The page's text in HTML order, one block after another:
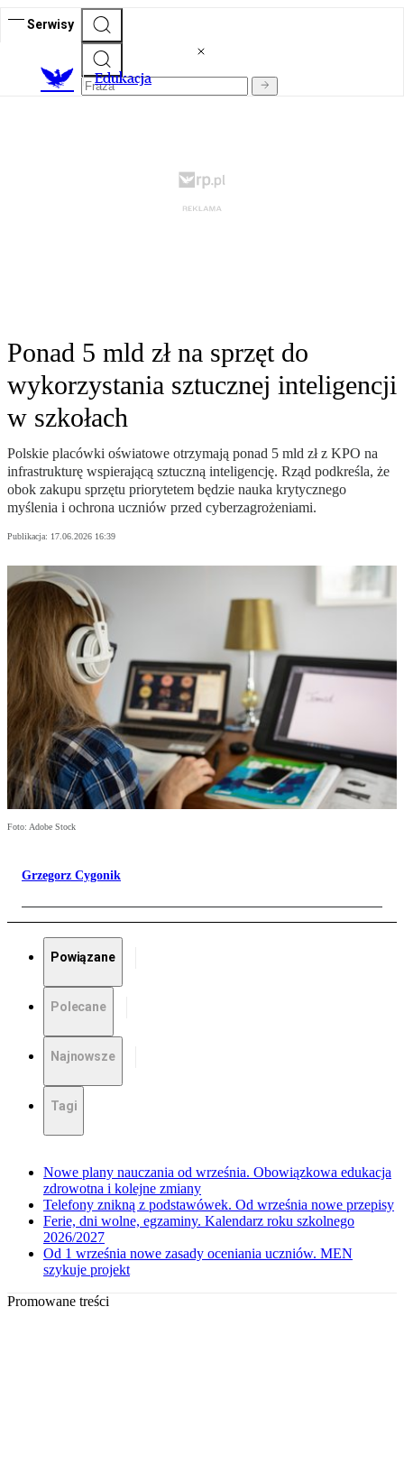
Serwisy
Edukacja
Ponad 5 mld zł na sprzęt do
wykorzystania sztucznej inteligencji
w szkołach
Polskie placówki oświatowe otrzymają ponad 5 mld zł z KPO na
infrastrukturę wspierającą sztuczną inteligencję. Rząd podkreśla, że
obok zakupu sprzętu priorytetem będzie nauka krytycznego
myślenia i ochrona uczniów przed cyberzagrożeniami.
Publikacja: 17.06.2026 16:39
Foto: Adobe Stock
Grzegorz Cygonik
Powiązane
Polecane
Najnowsze
Tagi
Nowe plany nauczania od września. Obowiązkowa edukacja
zdrowotna i kolejne zmiany
Telefony znikną z podstawówek. Od września nowe przepisy
Ferie, dni wolne, egzaminy. Kalendarz roku szkolnego
2026/2027
Od 1 września nowe zasady oceniania uczniów. MEN
szykuje projekt
Promowane treści